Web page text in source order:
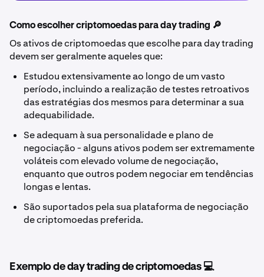
Como escolher criptomoedas para day trading 🔎
Os ativos de criptomoedas que escolhe para day trading
devem ser geralmente aqueles que:
Estudou extensivamente ao longo de um vasto
período, incluindo a realização de testes retroativos
das estratégias dos mesmos para determinar a sua
adequabilidade.
Se adequam à sua personalidade e plano de
negociação - alguns ativos podem ser extremamente
voláteis com elevado volume de negociação,
enquanto que outros podem negociar em tendências
longas e lentas.
São suportados pela sua plataforma de negociação
de criptomoedas preferida.
Exemplo de day trading de criptomoedas 💻